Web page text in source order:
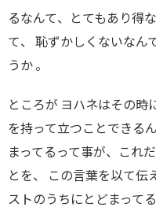
るなんて、 とてもあり得
て、
恥ずかしくないなん
うか 。
ところが ヨハネはその時
を持って立つことできる
まってるって事が、
これ
と を、 この言葉を以て伝
ストのうちにとどまって